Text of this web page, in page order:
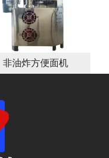
非油炸方便面机